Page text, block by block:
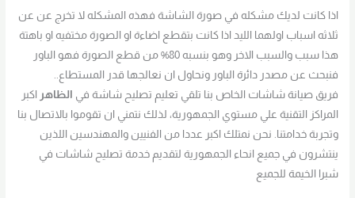
اذا كانت لديك مشكله في صورة الشاشة فهذه المشكله لا تخرج عن عن
ثلاثه اسباب اولهما الليد اذا كانت بتقطع اضاءة او الصورة مختفيه او باهتة
هذا سبب والسبب الاخر وهو بنسبه 80% من قطع الصورة فهو الباور
فنبحث عن مصدر دائرة الباور ونحاول ان نعالجها قدر المستطاع..
فريق صيانة شاشات الخاص بنا تلقي تعليم تصليح شاشة في
الظاهر اكبر
المراكز التقنية علي مستوي الجمهورية، لذلك نتمني ان تقوموا بالاتصال بنا
وتجربة خدامتنا. نحن نمتلك اكبر عددا من الفنيين والمهندسين اللذين
ينتشرون في جميع انحاء الجمهورية لتقديم خدمة تصليح شاشات في
شبرا الخيمة للجميع